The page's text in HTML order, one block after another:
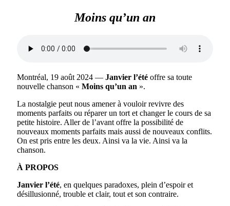
Moins qu’un an
Montréal, 19 août 2024 — Janvier l’été offre sa toute
nouvelle chanson « Moins qu’un an ».
La nostalgie peut nous amener à vouloir revivre des
moments parfaits ou réparer un tort et changer le cours de sa
petite histoire. Aller de l’avant offre la possibilité de
nouveaux moments parfaits mais aussi de nouveaux conflits.
On est pris entre les deux. Ainsi va la vie. Ainsi va la
chanson.
À PROPOS
Janvier l’été, en quelques paradoxes, plein d’espoir et
désillusionné, trouble et clair, tout et son contraire.